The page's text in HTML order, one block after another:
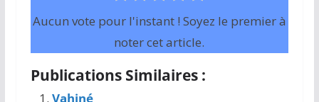
Aucun vote pour l'instant ! Soyez le premier à
noter cet article.
Publications Similaires :
Vahiné